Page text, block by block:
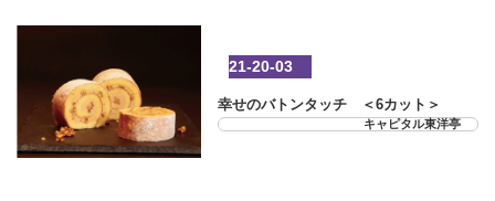
21-20-03
幸せのバトンタッチ ＜6カット＞
キャピタル東洋亭